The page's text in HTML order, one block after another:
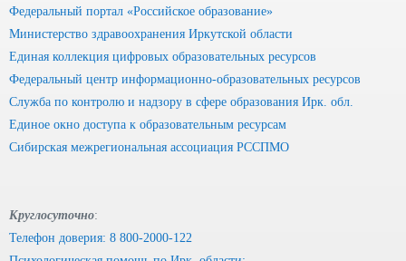
Федеральный портал «Российское образование»
Министерство здравоохранения Иркутской области
Единая коллекция цифровых образовательных ресурсов
Федеральный центр информационно-образовательных ресурсов
Служба по контролю и надзору в сфере образования Ирк. обл.
Единое окно доступа к образовательным ресурсам
Сибирская межрегиональная ассоциация РССПМО
Круглосуточно:
Телефон доверия: 8 800-2000-122